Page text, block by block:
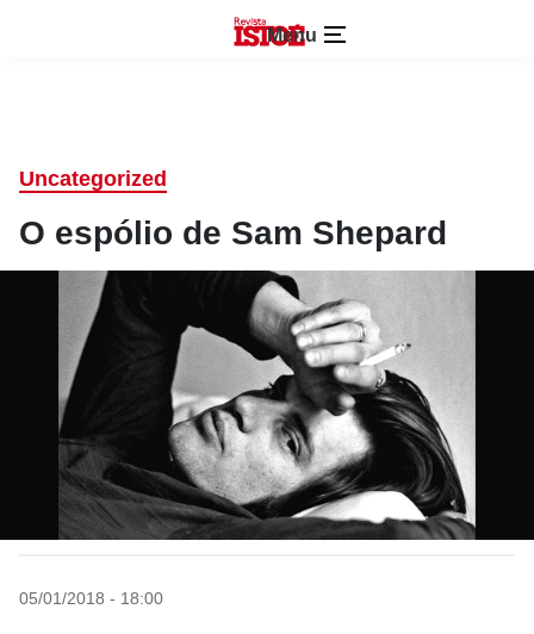
Menu
Uncategorized
O espólio de Sam Shepard
05/01/2018 - 18:00